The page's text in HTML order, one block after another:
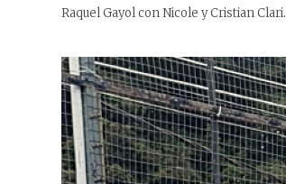
Raquel Gayol con Nicole y Cristian Clari.